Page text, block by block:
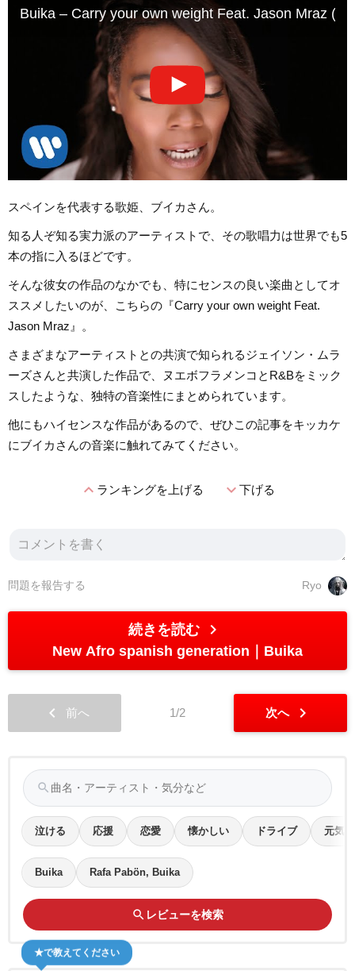
Buika – Carry your own weight Feat. Jason Mraz
スペインを代表する歌姫、ブイカさん。
知る人ぞ知る実力派のアーティストで、その歌唱力は世界でも5
本の指に入るほどです。
そんな彼女の作品のなかでも、特にセンスの良い楽曲としてオ
ススメしたいのが、こちらの『Carry your own weight Feat.
Jason Mraz』。
さまざまなアーティストとの共演で知られるジェイソン・ムラ
ーズさんと共演した作品で、ヌエボフラメンコとR&Bをミック
スしたような、独特の音楽性にまとめられています。
他にもハイセンスな作品があるので、ぜひこの記事をキッカケ
にブイカさんの音楽に触れてみてください。
expand_lessランキングを上げる expand_more下げる
Ryo
問題を報告する
続きを読む chevron_right
New Afro spanish generation Buika
chevron_left 前へ 1/2 次へ chevron_right
search
泣ける 応援 恋愛 懐かしい ドライブ 元気
Buika Rafa Pabön, Buika
search レビューを検索
★で教えてください